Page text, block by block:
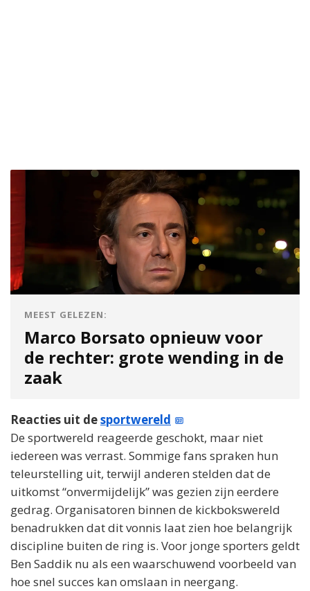
MEEST GELEZEN:
Marco Borsato opnieuw voor
de rechter: grote wending in de
zaak
Reacties uit desportwereld
De sportwereld reageerde geschokt, maar niet
iedereen was verrast. Sommige fans spraken hun
teleurstelling uit, terwijl anderen stelden dat de
uitkomst “onvermijdelijk” was gezien zijn eerdere
gedrag. Organisatoren binnen de kickbokswereld
benadrukken dat dit vonnis laat zien hoe belangrijk
discipline buiten de ring is. Voor jonge sporters geldt
Ben Saddik nu als een waarschuwend voorbeeld van
hoe snel succes kan omslaan in neergang.